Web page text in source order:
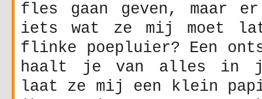
fles gaan geven, maar
iets wat ze mij moet
flinke poepluier? Een
haalt je van alles in
laat ze mij een klein